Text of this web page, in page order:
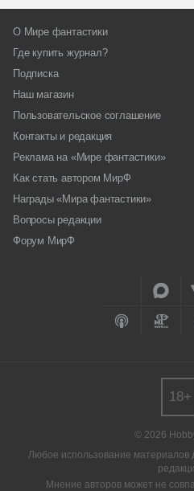
О Мире фантастики
Где купить журнал?
Подписка
Наш магазин
Пользовательское соглашение
Контакты и редакция
Реклама на «Мире фантастики»
Как стать автором МирФ
Награды «Мира фантастики»
Вопросы редакции
Форум МирФ
© 2026
Любое использование материалов
Мнение авторов может не
18+